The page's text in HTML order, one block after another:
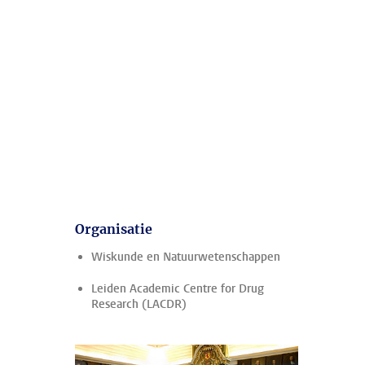
Organisatie
Wiskunde en Natuurwetenschappen
Leiden Academic Centre for Drug
Research (LACDR)